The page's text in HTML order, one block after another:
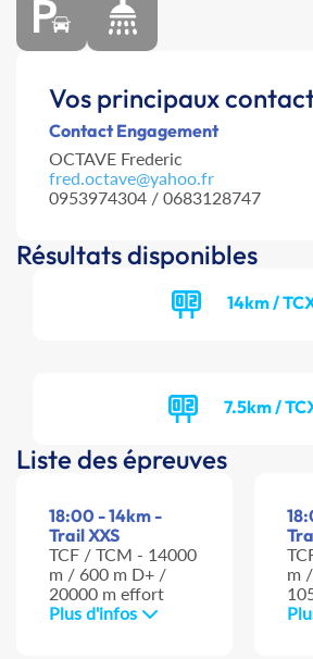
Vos principaux
Contact Engagement
OCTAVE Frederic
fred.octave@yahoo.fr
0953974304 / 0683128747
Résultats disponibles
14km /
7.5km /
Liste des épreuves
18:00 - 14km -
Trail XXS
TCF / TCM - 14000
m / 600 m D+ /
20000 m effort
Plus d'infos
m